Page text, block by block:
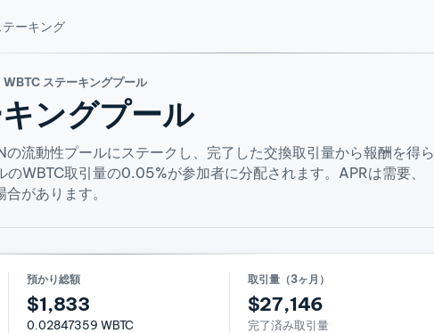
テーキング
WBTC ステーキングプール
ングプール
流動性プールにステークし、完了した交換取引量から報酬を得ら
WBTC取引量の0.05%が参加者に分配されます。APRは需要、
があります。
預かり総額
$1,833
0.02847359 WBTC
取引量（3ヶ月）
$27,146
完了済み取引量